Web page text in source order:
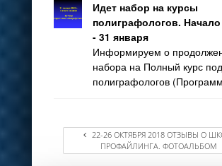
Идет набор на курсы
полиграфологов. Начало
- 31 января
Информируем о
набора на Полный курс
полиграфологов
22-26 ОКТЯБРЯ 2018 ОТЗЫВЫ О
ПРОФАЙЛИНГА. ФОТОАЛЬБОМ